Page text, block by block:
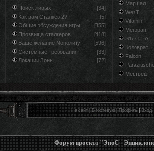
Поиск живых
[34]
Как вам Сталкер 2?
[5]
Общие обсуждения игры
[355]
Прозвища сталкеров
[418]
Ваше желание Монолиту
[596]
Системные требования
[33]
Локации Зоны
[72]
Маршал
WezT
Vitamin
Мегорап
S1cz1LIA
Коловрат
Falcon
Parazitische
Мертвец
На сайт|В гостевую|Профиль|Вход
Форум проекта "ЭпоС -